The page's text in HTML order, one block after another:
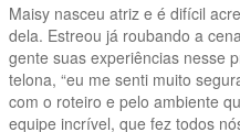
Maisy nasceu atriz e é difícil
dela. Estreou já roubando a
gente suas experiências nesse
telona, “eu me senti muito
com o roteiro e pelo ambiente
equipe incrível, que fez todos